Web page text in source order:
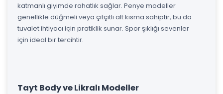
katmanlı giyimde rahatlık sağlar. Penye modeller
genellikle düğmeli veya çıtçıtlı alt kısma sahiptir, bu da
tuvalet ihtiyacı için pratiklik sunar. Spor şıklığı sevenler
için ideal bir tercihtir.
Tayt Body ve Likralı Modeller